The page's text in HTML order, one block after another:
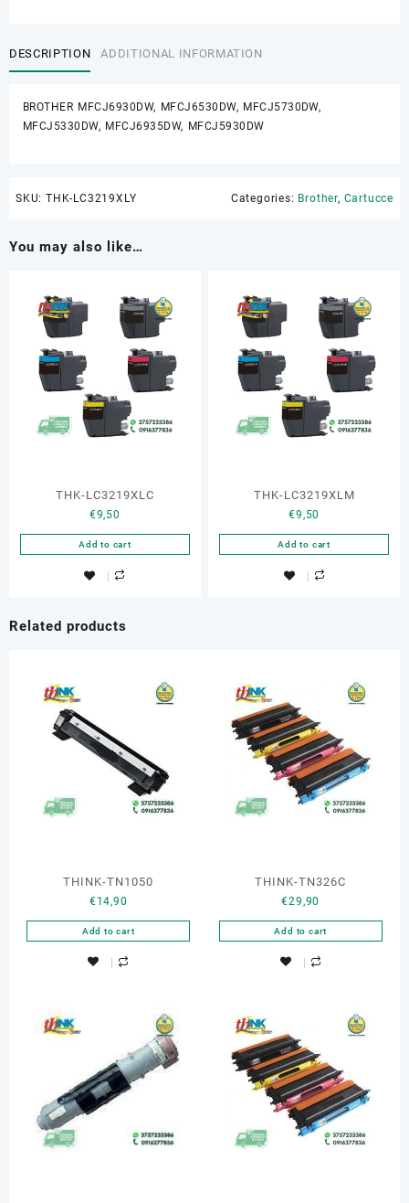
DESCRIPTION ADDITIONAL INFORMATION
BROTHER MFCJ6930DW, MFCJ6530DW, MFCJ5730DW,
MFCJ5330DW, MFCJ6935DW, MFCJ5930DW
SKU: THK-LC3219XLY Categories: Brother, Cartucce
You may also like…
THK-LC3219XLC
€9,50
Add to cart
THK-LC3219XLM
€9,50
Add to cart
Related products
THINK-TN1050
€14,90
Add to cart
THINK-TN326C
€29,90
Add to cart